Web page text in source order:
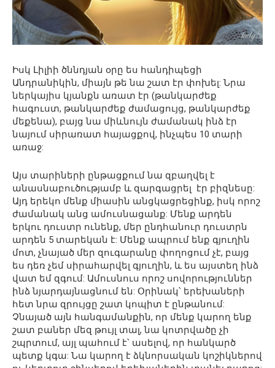
Իսկ Լիլիի ծննդյան օրը ես հանդիպեցի
Անդրանիկին, միայն թե նա շատ էր փոխել: Նրա
ներկայիս կյանքն առատ էր (թանկարժեք
հագուստ, թանկարժեք ժամացույց, թանկարժեք
մեքենա), բայց նա միևնույն ժամանակ ինձ էր
նայում սիրառատ հայացքով, ինչպես 10 տարի
առաջ:
Այս տարիների ընթացքում նա զբաղվել է
անասնաբուծությամբ և զարգացրել էր բիզնեսը:
Այդ երեկո մենք միասին անցկացրեցինք, իսկ որոշ
ժամանակ անց ամուսնացանք: Մենք արդեն
երկու դուստր ունենք, մեր ընդհանուր դուստրն
արդեն 5 տարեկան է: Մենք ապրում ենք գյուղին
մոտ, չնայած մեր զուգարանը փողոցում չէ, բայց
ես դեռ չեմ սիրահարվել գյուղին, և ես այստեղ ինձ
վատ եմ զգում: Ամուսնուս որոշ սովորություններ
ինձ նյարդայնացնում են: Օրինակ՝ երեխաների
հետ նրա զրույցը շատ կոպիտ է ընթանում:
Չնայած այն հանգամանքին, որ մենք կարող ենք
շատ բաներ մեզ թույլ տալ, նա կոտրվածը չի
շպրտում, այլ պահում է՝ ասելով, որ հանկարծ
պետք կգա: Նա կարող է ձկնորսական կոշիկներով